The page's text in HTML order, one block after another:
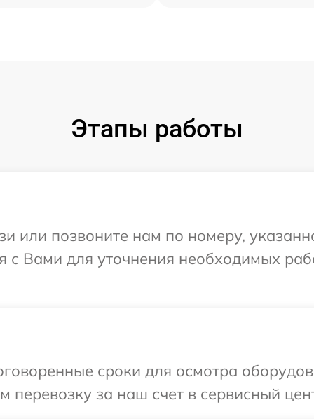
Этапы работы
или позвоните нам по номеру,
с Вами для уточнения необходимых
сроки для осмотра
за наш счет в сервисный